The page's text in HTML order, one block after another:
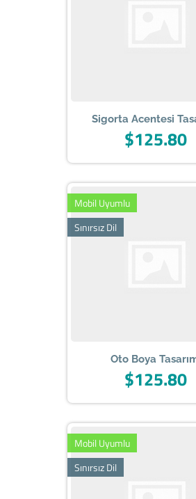
Sigorta Acentesi
$125.80
Mobil Uyumlu
Sınırsız Dil
Oto Boya
$125.80
Mobil Uyumlu
Sınırsız Dil